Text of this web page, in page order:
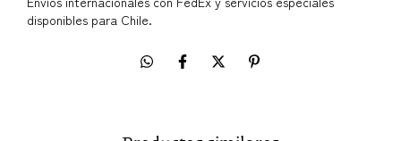
disponibles para Chile.